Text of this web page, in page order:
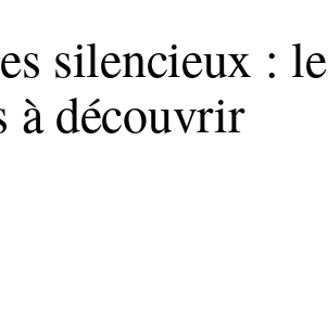
silencieux : le
à découvrir